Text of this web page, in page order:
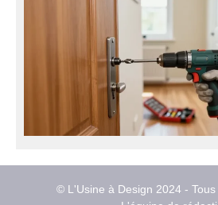
© L'Usine à Design 2024 -